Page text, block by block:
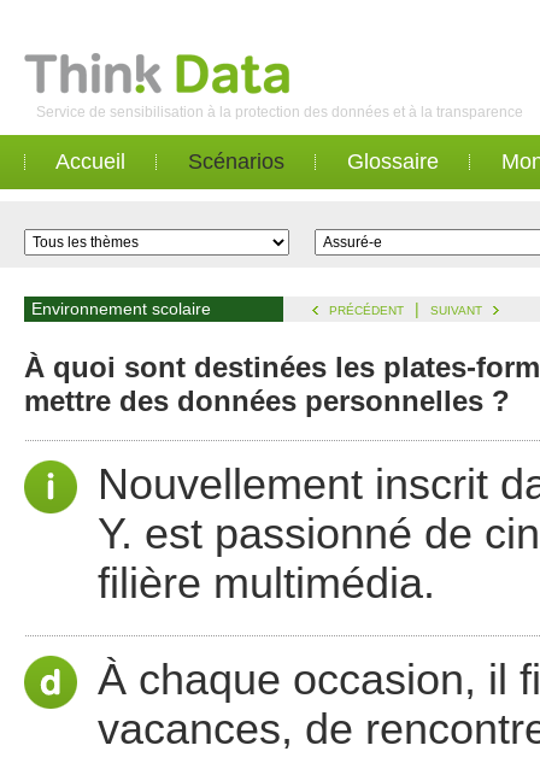
Service de sensibilisation à la protection des données et à la transparence
Accueil Scénarios Glossaire
Environnement scolaire PRÉCÉDENT | SUIVANT
À quoi sont destinées les plates-
mettre des données personnelles ?
Nouvellement inscrit
Y. est passionné de
filière multimédia.
À chaque occasion, il
vacances, de